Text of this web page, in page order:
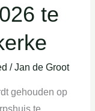
te
/Jan de Groot
gehouden op
te